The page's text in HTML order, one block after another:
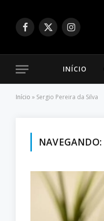
Facebook
X
Instagram
INÍCIO
Início » Sergio Pereira da Silva
NAVEGANDO: